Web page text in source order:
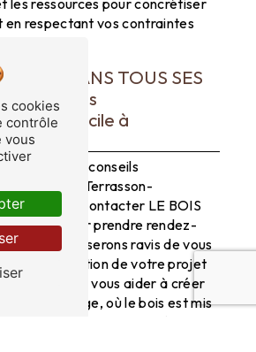
les ressources pour concrétiser
en respectant vos contraintes
BOIS DANS TOUS SES
conseils
à domicile à
bénéficier de conseils
à domicile à Terrasson-
pas à contacter LE BOIS
ETATS pour prendre rendez-
Nous serons ravis de vous
la réalisation de votre projet
et de vous aider à créer
à votre image, où le bois est mis
cookies
contrôle
vous